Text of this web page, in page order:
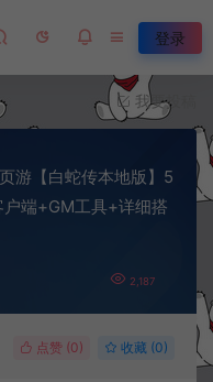
登录
我要投稿
游【白蛇传本地版】5
端+GM工具+详细搭
2,187
点赞 (0) 收藏 (0)